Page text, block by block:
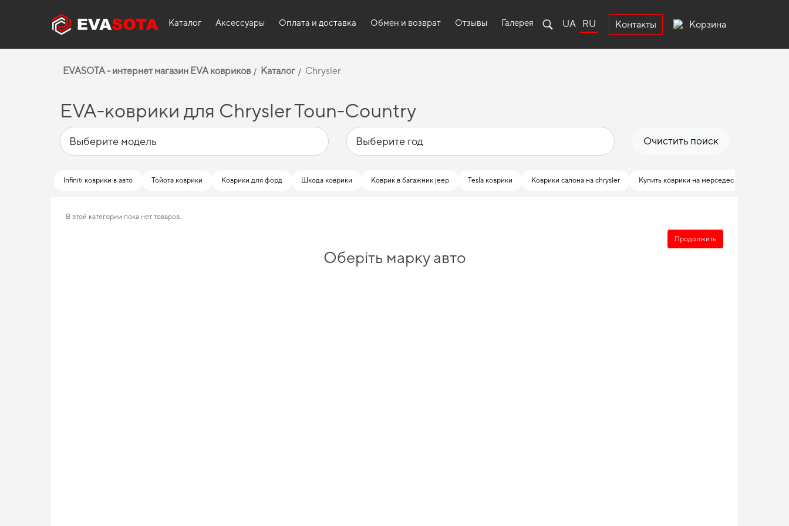
Каталог Аксессуары Оплата и доставка Обмен и возврат Отзывы Галерея UA RU Контакты Корзина
EVASOTA - интернет магазин EVA ковриков Каталог Chrysler
EVA-коврики для Chrysler Toun-Country
Очистить поиск
Infiniti коврики в авто Тойота коврики Коврики для форд Шкода коврики Коврик в багажник jeep Tesla коврики Коврики салона на chrysler Купить коврики на мерседес
В этой категории пока нет товаров.
Продолжить